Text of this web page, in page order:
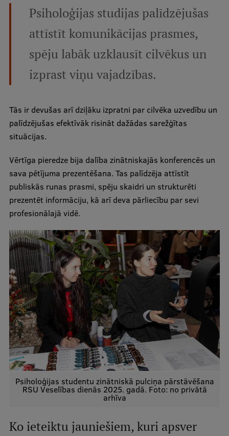
Starptautiskā sadarbība
Mobilitātes programmas
Starptautiskie projekti
EURAXESS RSU kontaktpunkts
EATRIS koordinators Latvijā
Psiholoģijas studijas palīdzējušas
attīstīt komunikācijas prasmes,
spēju labāk uzklausīt cilvēkus un
izprast viņu vajadzības.
Tās ir devušas arī dziļāku izpratni par cilvēka uzvedību un
palīdzējušas efektīvāk risināt dažādas sarežģītas
situācijas.
Vērtīga pieredze bija dalība zinātniskajās konferencēs un
sava pētījuma prezentēšana. Tas palīdzēja attīstīt
publiskās runas prasmi, spēju skaidri un strukturēti
prezentēt informāciju, kā arī deva pārliecību par sevi
profesionālajā vidē.
Psiholoģijas studentu zinātniskā pulciņa pārstāvēšana
RSU Veselības dienās 2025. gadā. Foto: no privātā
arhīva
Ko ieteiktu jauniešiem, kuri apsver